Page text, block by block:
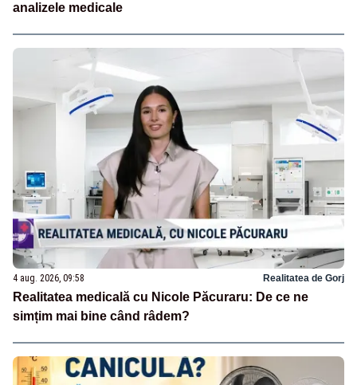
analizele medicale
4 aug. 2026, 09:58 Realitatea de Gorj
Realitatea medicală cu Nicole Păcuraru: De ce ne
simțim mai bine când râdem?